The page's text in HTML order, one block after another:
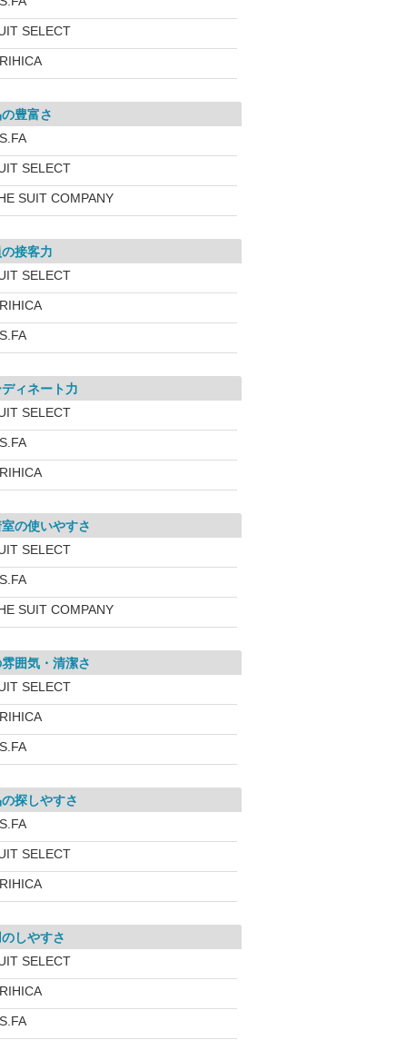
SELECT
豊富さ
SELECT
SUIT COMPANY
接客力
SELECT
ィネート力
SELECT
の使いやすさ
SELECT
SUIT COMPANY
囲気・清潔さ
SELECT
探しやすさ
SELECT
しやすさ
SELECT